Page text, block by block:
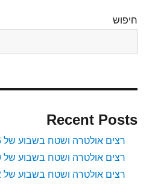
(VFF
Vibram
חיפוש
Recent Posts
רצים אולטרה ושטח בשבוע של 16 אוקטובר 2025
רצים אולטרה ושטח בשבוע של 9 אוקטובר 2025
רצים אולטרה ושטח בשבוע של 2 אוקטובר 2025